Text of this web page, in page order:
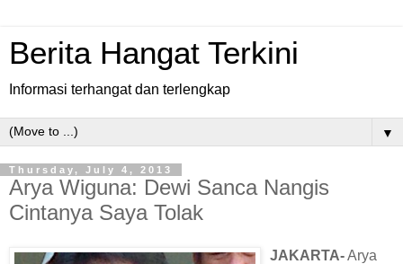
Berita Hangat Terkini
Informasi terhangat dan terlengkap
▼
Thursday, July 4, 2013
Arya Wiguna: Dewi Sanca Nangis
Cintanya Saya Tolak
JAKARTA-Arya